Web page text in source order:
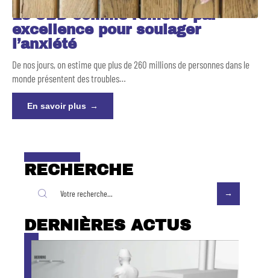
Le CBD comme remède par
excellence pour soulager
l’anxiété
De nos jours, on estime que plus de 260 millions de personnes dans le
monde présentent des troubles…
En savoir plus
RECHERCHE
DERNIÈRES ACTUS